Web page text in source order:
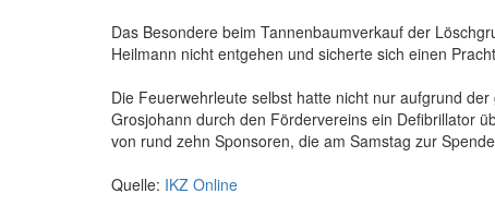
Das Besondere beim Tannenbaumverkauf der
Heilmann nicht entgehen und sicherte sich einen
Die Feuerwehrleute selbst hatte nicht nur aufgrund
Grosjohann durch den Fördervereins ein Defibrillator
von rund zehn Sponsoren, die am Samstag zur
Quelle: IKZ Online